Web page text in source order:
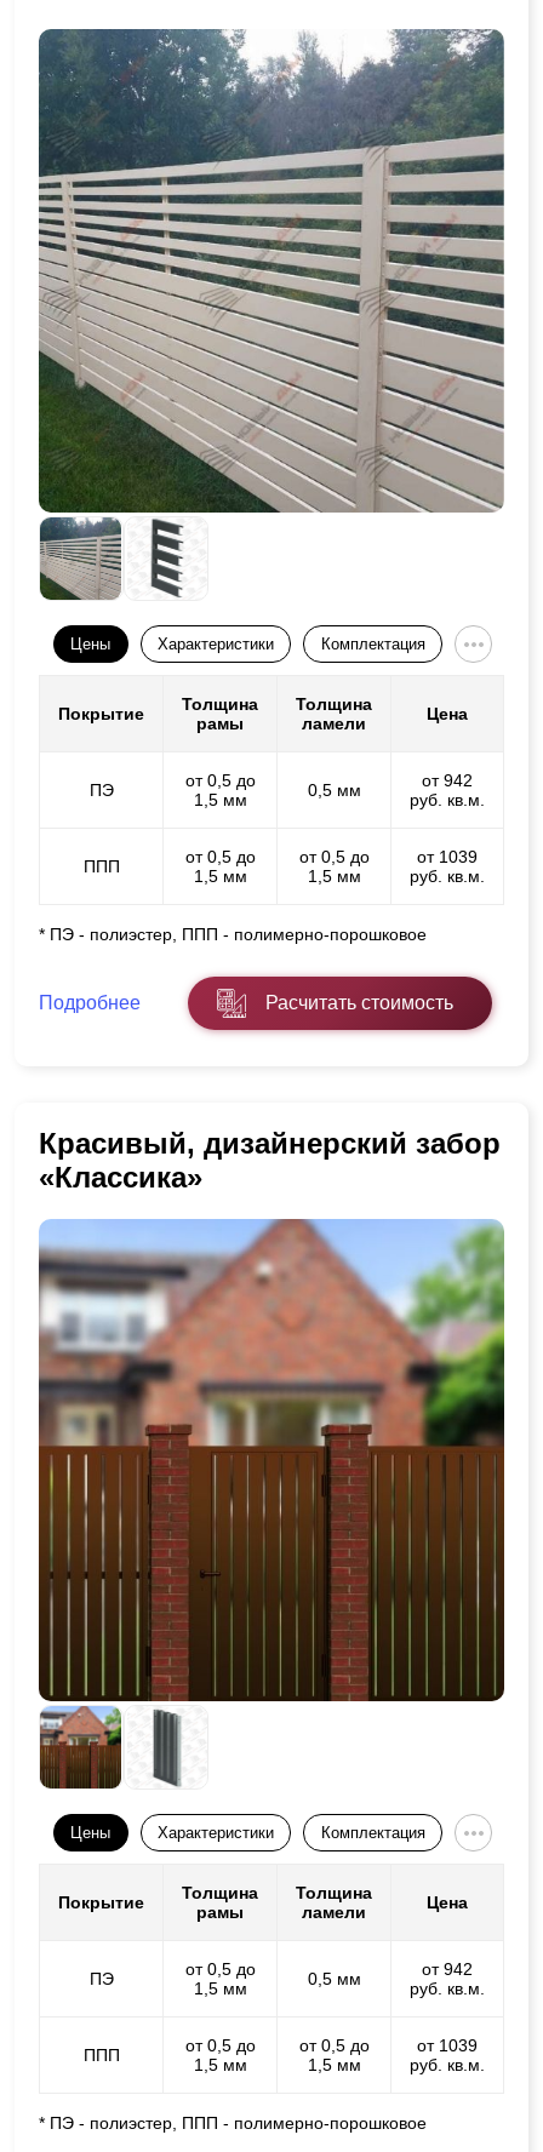
Цены Характеристики Комплектация
Покрытие
Толщина
рамы
Толщина
ламели
Цена
ПЭ
от 0,5 до
1,5 мм
0,5 мм
от 942
руб. кв.м.
ППП
от 0,5 до
1,5 мм
от 0,5 до
1,5 мм
от 1039
руб. кв.м.
* ПЭ - полиэстер, ППП - полимерно-порошковое
Подробнее Расчитать стоимость
Красивый, дизайнерский забор
«Классика»
Цены Характеристики Комплектация
Покрытие
Толщина
рамы
Толщина
ламели
Цена
ПЭ
от 0,5 до
1,5 мм
0,5 мм
от 942
руб. кв.м.
ППП
от 0,5 до
1,5 мм
от 0,5 до
1,5 мм
от 1039
руб. кв.м.
* ПЭ - полиэстер, ППП - полимерно-порошковое